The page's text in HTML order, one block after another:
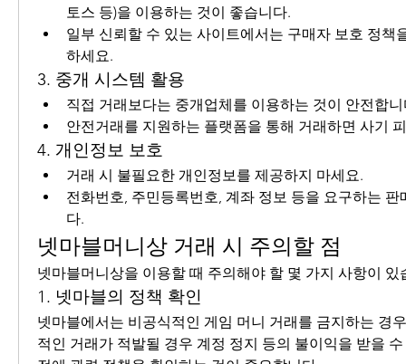
토스 등)을 이용하는 것이 좋습니다.
일부 신뢰할 수 있는 사이트에서는 구매자 보호 정책
하세요.
3. 중개 시스템 활용
직접 거래보다는 중개업체를 이용하는 것이 안전합
안전거래를 지원하는 플랫폼을 통해 거래하면 사기
4. 개인정보 보호
거래 시 불필요한 개인정보를 제공하지 마세요.
전화번호, 주민등록번호, 계좌 정보 등을 요구하는
다.
넷마블머니상 거래 시 주의할 점
넷마블머니상을 이용할 때 주의해야 할 몇 가지 사항이 있
1. 넷마블의 정책 확인
넷마블에서는 비공식적인 게임 머니 거래를 금지하는 경
적인 거래가 적발될 경우 계정 정지 등의 불이익을 받을